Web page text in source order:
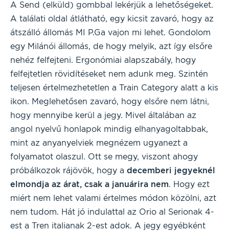
A Send (elküld) gombbal lekérjük a lehetőségeket.
A találati oldal átlátható, egy kicsit zavaró, hogy az
átszálló állomás MI P.Ga vajon mi lehet. Gondolom
egy Milánói állomás, de hogy melyik, azt így elsőre
nehéz felfejteni. Ergonómiai alapszabály, hogy
felfejtetlen rövidítéseket nem adunk meg. Szintén
teljesen értelmezhetetlen a Train Category alatt a kis
ikon. Meglehetősen zavaró, hogy elsőre nem látni,
hogy mennyibe kerül a jegy. Mivel általában az
angol nyelvű honlapok mindig elhanyagoltabbak,
mint az anyanyelviek megnézem ugyanezt a
folyamatot olaszul. Ott se megy, viszont ahogy
próbálkozok rájövök, hogy a decemberi jegyeknél
elmondja az árat, csak a januárira nem. Hogy ezt
miért nem lehet valami értelmes módon közölni, azt
nem tudom. Hát jó indulattal az Orio al Serionak 4-
est a Tren italianak 2-est adok. A jegy egyébként